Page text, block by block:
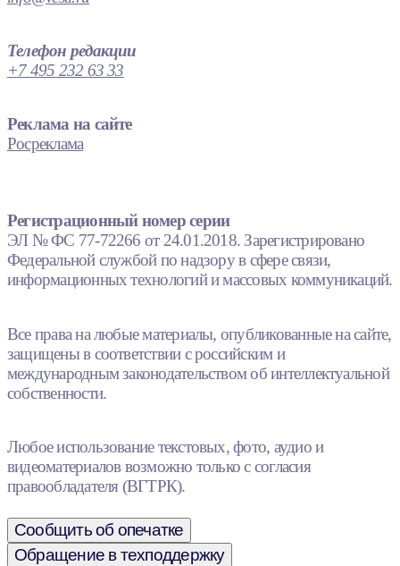
Телефон редакции
+7 495 232 63 33
Реклама на сайте
Росреклама
Регистрационный номер серии
ЭЛ № ФС 77-72266 от 24.01.2018. Зарегистрировано
Федеральной службой по надзору в сфере связи,
информационных технологий и массовых коммуникаций.
Все права на любые материалы, опубликованные на сайте,
защищены в соответствии с российским и
международным законодательством об интеллектуальной
собственности.
Любое использование текстовых, фото, аудио и
видеоматериалов возможно только с согласия
правообладателя (ВГТРК).
Сообщить об опечатке
Обращение в техподдержку